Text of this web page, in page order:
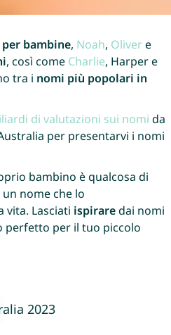
bambine, Noah, Olivere
, così come Charlie, Harper e
tra i nomi più popolari in
di valutazioni sui nomi da
per presentarvi i nomi
bambino è qualcosa di
nome che lo
vita. Lasciati ispiraredai nomi
perfetto per il tuo piccolo
2023